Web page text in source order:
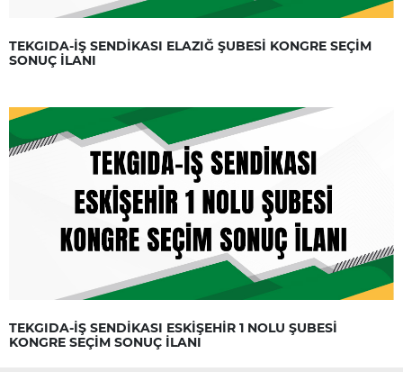
TEKGIDA-İŞ SENDİKASI ELAZIĞ ŞUBESİ KONGRE SEÇİM
SONUÇ İLANI
TEKGIDA-İŞ SENDİKASI ESKİŞEHİR 1 NOLU ŞUBESİ
KONGRE SEÇİM SONUÇ İLANI